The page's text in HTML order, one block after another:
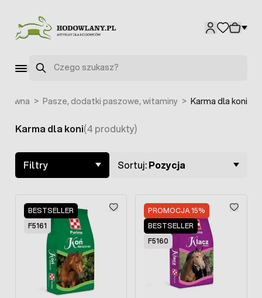
Szukaj
> Pasze, dodatki paszowe, witaminy > Karma dla koni
Skip to product list
Karma dla koni(4 produkty)
Filtry Sortuj:Pozycja
BESTSELLER
F5161
PROMOCJA 15%
BESTSELLER
F5160